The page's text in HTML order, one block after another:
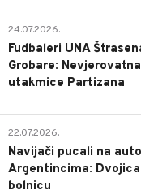
24.07.2026.
Fudbaleri UNA
Grobare:
utakmice Partizana
22.07.2026.
Navijači pucali na
Argentincima:
bolnicu